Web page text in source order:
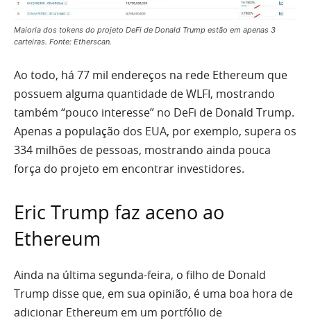
Maioria dos tokens do projeto DeFi de Donald Trump estão em apenas 3
carteiras. Fonte: Etherscan.
Ao todo, há 77 mil endereços na rede Ethereum que
possuem alguma quantidade de WLFI, mostrando
também “pouco interesse” no DeFi de Donald Trump.
Apenas a população dos EUA, por exemplo, supera os
334 milhões de pessoas, mostrando ainda pouca
força do projeto em encontrar investidores.
Eric Trump faz aceno ao
Ethereum
Ainda na última segunda-feira, o filho de Donald
Trump disse que, em sua opinião, é uma boa hora de
adicionar Ethereum em um portfólio de